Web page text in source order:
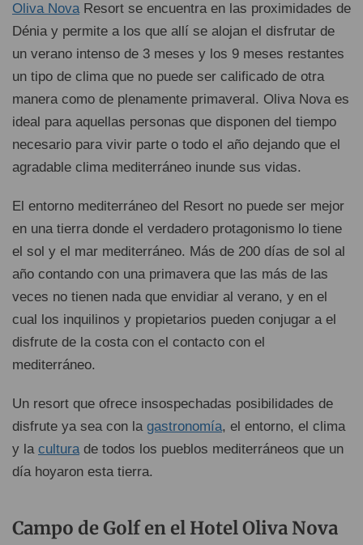
Oliva NovaResort se encuentra en las proximidades de
Dénia y permite a los que allí se alojan el disfrutar de
un verano intenso de 3 meses y los 9 meses restantes
un tipo de clima que no puede ser calificado de otra
manera como de plenamente primaveral. Oliva Nova es
ideal para aquellas personas que disponen del tiempo
necesario para vivir parte o todo el año dejando que el
agradable clima mediterráneo inunde sus vidas.
El entorno mediterráneo del Resort no puede ser mejor
en una tierra donde el verdadero protagonismo lo tiene
el sol y el mar mediterráneo. Más de 200 días de sol al
año contando con una primavera que las más de las
veces no tienen nada que envidiar al verano, y en el
cual los inquilinos y propietarios pueden conjugar a el
disfrute de la costa con el contacto con el
mediterráneo.
Un resort que ofrece insospechadas posibilidades de
disfrute ya sea con la gastronomía, el entorno, el clima
y la culturade todos los pueblos mediterráneos que un
día hoyaron esta tierra.
Campo de Golf en el Hotel Oliva Nova